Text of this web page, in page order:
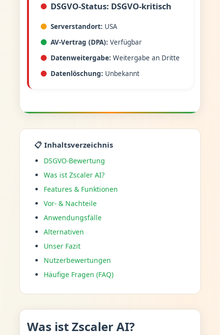
DSGVO-Status: DSGVO-kritisch
Serverstandort: USA
AV-Vertrag (DPA): Verfügbar
Datenweitergabe: Weitergabe an Dritte
Datenlöschung: Unbekannt
📋 Inhaltsverzeichnis
DSGVO-Bewertung
Was ist Zscaler AI?
Features & Funktionen
Vor- & Nachteile
Anwendungsfälle
Alternativen
Unser Fazit
Nutzerbewertungen
Häufige Fragen (FAQ)
Was ist Zscaler AI?